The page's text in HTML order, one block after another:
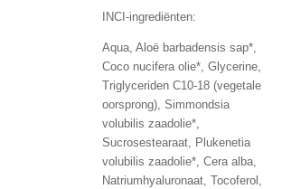
INCI-ingrediënten:
Aqua, Aloë barbadensis sap*,
Coco nucifera olie*, Glycerine,
Triglyceriden C10-18 (vegetale
oorsprong), Simmondsia
volubilis zaadolie*,
Sucrosestearaat, Plukenetia
volubilis zaadolie*, Cera alba,
Natriumhyaluronaat, Tocoferol,